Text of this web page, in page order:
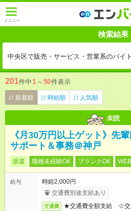
メニュー
検索結果
中央区で販売・サービス・営業系のバイ
201件中1 ～ 50件表示
新着順 時給順 人気順
未読
《月30万円以上ゲット》先
サポート＆事務＠神戸
派遣 職種未経験OK ブランクOK
給与
時給2,000円
交通費別途支給あり
交通費
★交通費全額支給 ☆交